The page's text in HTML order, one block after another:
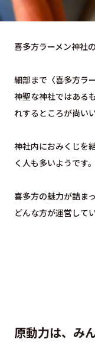
喜多方ラーメン神社
細部まで〈喜多方ラ
神聖な神社ではある
れするところが尚いい
神社内におみくじを
く人も多いようです。
喜多方の魅力が詰ま
どんな方が運営し
原動力は、み